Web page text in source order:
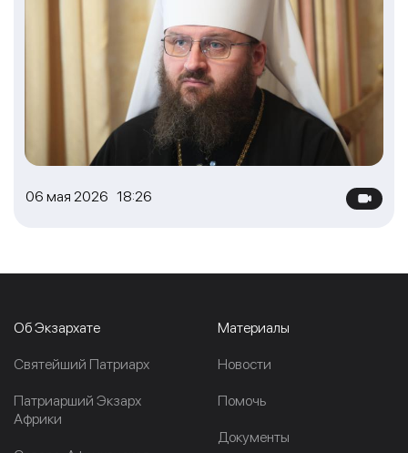
06 мая 2026 18:26
Об Экзархате
Cвятейший Патриарх
Патриарший Экзарх
Африки
Материалы
Новости
Помочь
Документы